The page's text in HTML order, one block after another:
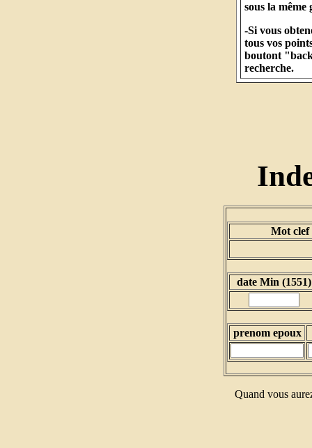
sous la même
-Si vous
tous vos
boutont
recherche.
Mot clef
date Min (1551)
prenom epoux
Quand vous